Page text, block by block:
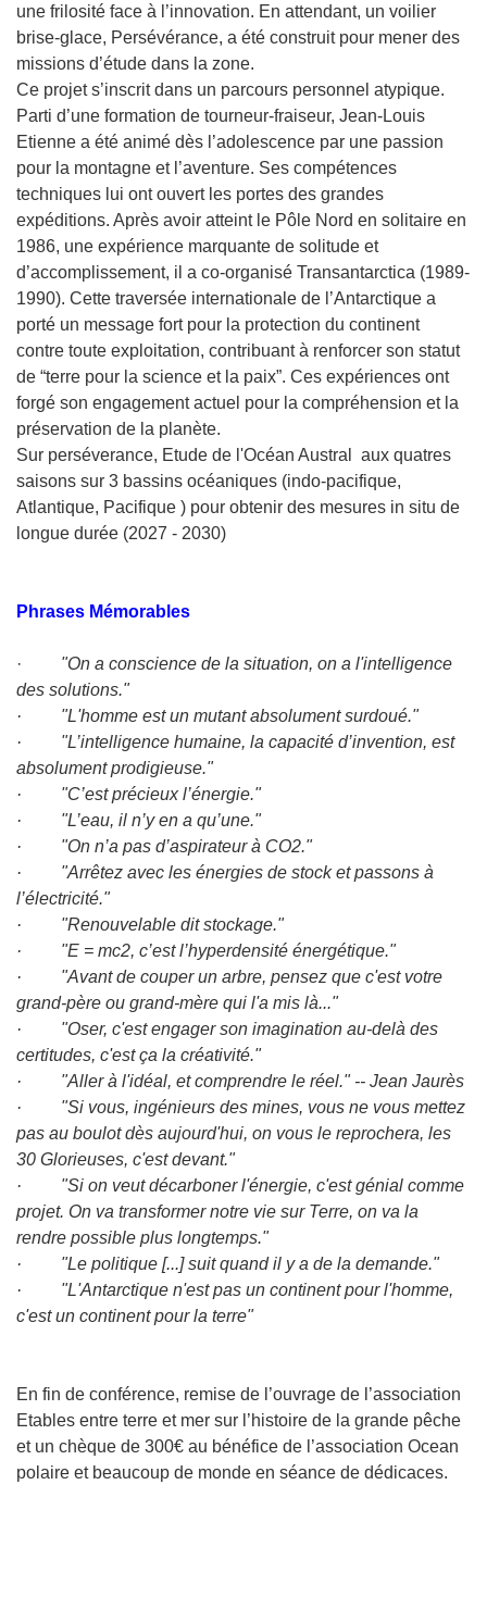
une frilosité face à l’innovation. En attendant, un voilier
brise-glace, Persévérance, a été construit pour mener des
missions d’étude dans la zone.
Ce projet s’inscrit dans un parcours personnel atypique.
Parti d’une formation de tourneur-fraiseur, Jean-Louis
Etienne a été animé dès l’adolescence par une passion
pour la montagne et l’aventure. Ses compétences
techniques lui ont ouvert les portes des grandes
expéditions. Après avoir atteint le Pôle Nord en solitaire en
1986, une expérience marquante de solitude et
d’accomplissement, il a co-organisé Transantarctica (1989-
1990). Cette traversée internationale de l’Antarctique a
porté un message fort pour la protection du continent
contre toute exploitation, contribuant à renforcer son statut
de “terre pour la science et la paix”. Ces expériences ont
forgé son engagement actuel pour la compréhension et la
préservation de la planète.
Sur perséverance, Etude de l'Océan Austral aux quatres
saisons sur 3 bassins océaniques (indo-pacifique,
Atlantique, Pacifique ) pour obtenir des mesures in situ de
longue durée (2027 - 2030)
Phrases Mémorables
·
"On a conscience de la situation, on a l'intelligence
des solutions."
· "L'homme est un mutant absolument surdoué."
· "L’intelligence humaine, la capacité d’invention, est
absolument prodigieuse."
· "C’est précieux l’énergie."
· "L’eau, il n’y en a qu’une."
· "On n’a pas d’aspirateur à CO2."
· "Arrêtez avec les énergies de stock et passons à
l’électricité."
· "Renouvelable dit stockage."
· "E = mc2, c’est l’hyperdensité énergétique."
· "Avant de couper un arbre, pensez que c'est votre
grand-père ou grand-mère qui l'a mis là..."
· "Oser, c'est engager son imagination au-delà des
certitudes, c'est ça la créativité."
· "Aller à l'idéal, et comprendre le réel." -- Jean Jaurès
· "Si vous, ingénieurs des mines, vous ne vous mettez
pas au boulot dès aujourd'hui, on vous le reprochera, les
30 Glorieuses, c'est devant."
· "Si on veut décarboner l'énergie, c'est génial comme
projet. On va transformer notre vie sur Terre, on va la
rendre possible plus longtemps."
· "Le politique [...] suit quand il y a de la demande."
· "L'Antarctique n'est pas un continent pour l'homme,
c'est un continent pour la terre"
En fin de conférence, remise de l’ouvrage de l’association
Etables entre terre et mer sur l’histoire de la grande pêche
et un chèque de 300€ au bénéfice de l’association Ocean
polaire et beaucoup de monde en séance de dédicaces.